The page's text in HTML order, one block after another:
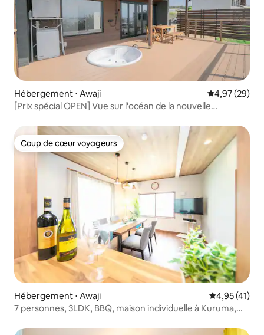
Hébergement ⋅ Awaji Évaluation
4,97 (29)
[Prix spécial OPEN] Vue sur l'océan de la nouvelle
par jour FLAG Awaji HANARE
Coup de cœur voyageurs
Coup de cœur voyageurs
Hébergement ⋅ Awaji Évaluation
4,95 (41)
7 personnes, 3LDK, BBQ, maison individuelle à Kuruma,